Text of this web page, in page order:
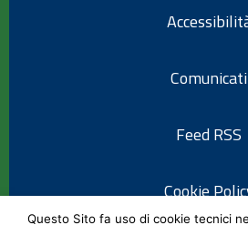
Comunicati
Feed RSS
Cookie
Questo Sito fa uso di cookie tecnici